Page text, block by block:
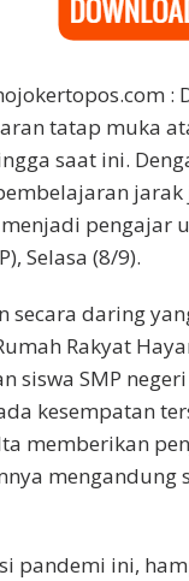
:
tatap muka
saat ini.
jarak
pengajar
Selasa (8/9).
secara daring
Rakyat
siswa SMP
kesempatan
memberikan
mengandung
pandemi ini,